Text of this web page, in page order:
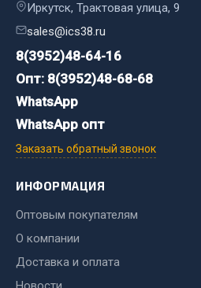
Система питания
Система выпуска газа
Система охлаждения
Сцепление
Тормозная система
Весь раздел
Запчасти ЯМЗ
Система питания
Иркутск, Трактовая улица, 9
sales@ics38.ru
8(3952)48-64-16
Опт: 8(3952)48-68-68
WhatsApp
WhatsApp опт
Заказать обратный звонок
ИНФОРМАЦИЯ
Оптовым покупателям
О компании
Доставка и оплата